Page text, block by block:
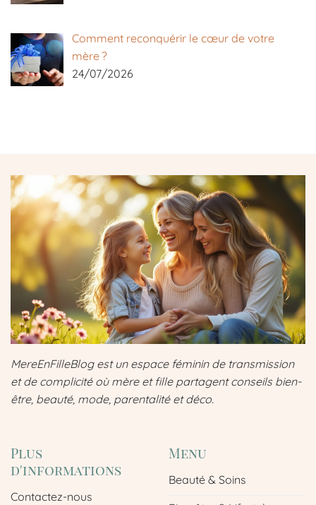
Comment reconquérir le cœur de votre
mère ?
24/07/2026
MereEnFilleBlog est un espace féminin de transmission
et de complicité où mère et fille partagent conseils bien-
être, beauté, mode, parentalité et déco.
Plus
d'informations
Contactez-nous
Menu
Beauté & Soins